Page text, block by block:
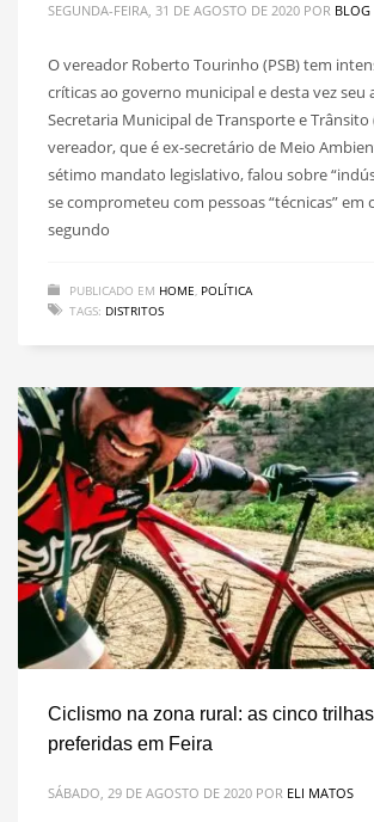
SEGUNDA-FEIRA, 31 DE AGOSTO DE 2020 POR BLOG
O vereador Roberto Tourinho (PSB) tem
críticas ao governo municipal e desta vez seu
Secretaria Municipal de Transporte e Trânsito
vereador, que é ex-secretário de Meio
sétimo mandato legislativo, falou sobre
se comprometeu com pessoas “técnicas” em
segundo
PUBLICADO EM HOME, POLÍTICA
TAGS: DISTRITOS
Ciclismo na zona rural: as cinco
preferidas em Feira
SÁBADO, 29 DE AGOSTO DE 2020 POR ELI MATOS